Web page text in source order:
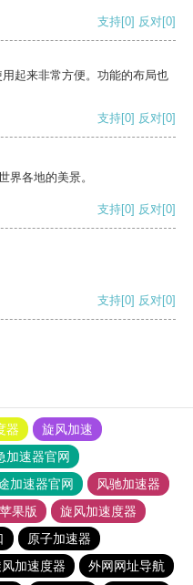
支持[0] 反对[0]
起来非常方便。功能的布局也
支持[0] 反对[0]
界各地的美景。
支持[0] 反对[0]
支持[0] 反对[0]
器
旋风加速
加速器官网
加速器官网
风驰加速器
果版
旋风加速度器
原子加速器
加速度器
外网网址导航